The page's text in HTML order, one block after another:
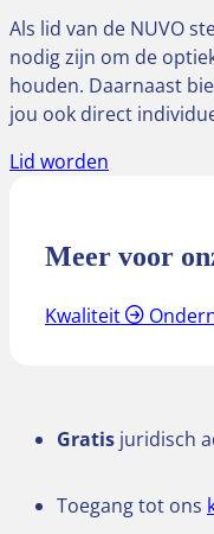
Als lid van de NUVO
nodig zijn om de
houden. Daarnaast
jou ook direct
Lid worden
Meer voor
Kwaliteit
Gratis juridisch
Toegang tot ons